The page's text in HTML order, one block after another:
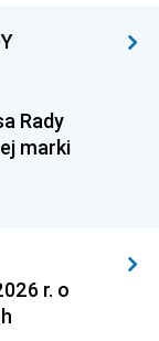
Rady
marki
r. o